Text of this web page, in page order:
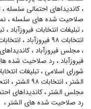
،کاندیداهای احتمالی سلسله،
صلاحیت شده های سلسله،
،تبلیغات انتخابات فیروزآباد،
انتخابات ۹۸ فیروزآباد
،
،مجلس فیروزآباد،
فیروزآباد، رد صلاحیت شده
شورای اسلامی،تبلیغات
الشتر ، انتخابات ۹۸ الشتر ،
مجلس الشتر ،کاندیداهای
رد صلاحیت شده های الشتر ،